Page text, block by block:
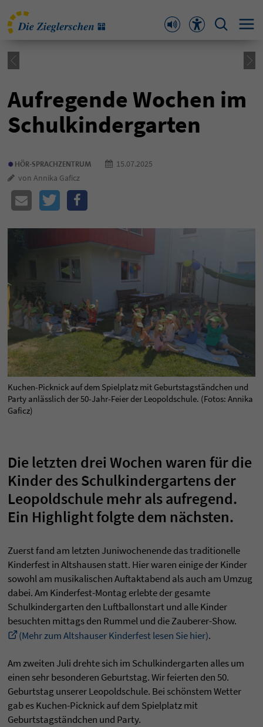
Aufregende Wochen im
Schulkindergarten
• HÖR-SPRACHZENTRUM
15.07.2025
von Annika Gaficz
Kuchen-Picknick auf dem Spielplatz mit Geburtstagständchen und
Party anlässlich der 50-Jahr-Feier der Leopoldschule. (Fotos: Annika
Gaficz)
Die letzten drei Wochen waren für die
Kinder des Schulkindergartens der
Leopoldschule mehr als aufregend.
Ein Highlight folgte dem nächsten.
Zuerst fand am letzten Juniwochenende das traditionelle
Kinderfest in Altshausen statt. Hier waren einige der Kinder
sowohl am musikalischen Auftaktabend als auch am Umzug
dabei. Am Kinderfest-Montag erlebte der gesamte
Schulkindergarten den Luftballonstart und alle Kinder
besuchten mittags den Rummel und die Zauberer-Show.
(Mehr zum Altshauser Kinderfest lesen Sie hier).
Am zweiten Juli drehte sich im Schulkindergarten alles um
einen sehr besonderen Geburtstag. Wir feierten den 50.
Geburtstag unserer Leopoldschule. Bei schönstem Wetter
gab es Kuchen-Picknick auf dem Spielplatz mit
Geburtstagständchen und Party.